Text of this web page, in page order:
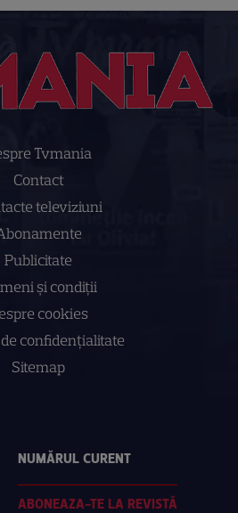
Tvmania
Contact
televiziuni
Publicitate
și condiții
cookies
confidenţialitate
Sitemap
NUMĂRUL CURENT
ABONEAZA-TE LA REVISTĂ